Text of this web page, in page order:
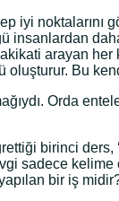
iyi
arayan
Bu
Orda
birinci
sadece
bir iş